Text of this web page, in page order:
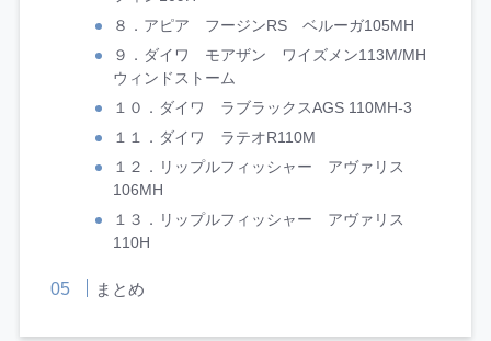
８．アピア フージンRS ベルーガ105MH
９．ダイワ モアザン ワイズメン113M/MH
ウィンドストーム
１０．ダイワ ラブラックスAGS 110MH-3
１１．ダイワ ラテオR110M
１２．リップルフィッシャー アヴァリス
106MH
１３．リップルフィッシャー アヴァリス
110H
まとめ